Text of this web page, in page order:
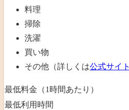
料理
掃除
洗濯
買い物
その他（詳しくは公式サイト
最低料金（1時間あたり）
最低利用時間